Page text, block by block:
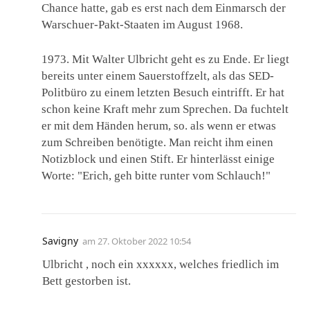
Chance hatte, gab es erst nach dem Einmarsch der
Warschuer-Pakt-Staaten im August 1968.
1973. Mit Walter Ulbricht geht es zu Ende. Er liegt
bereits unter einem Sauerstoffzelt, als das SED-
Politbüro zu einem letzten Besuch eintrifft. Er hat
schon keine Kraft mehr zum Sprechen. Da fuchtelt
er mit dem Händen herum, so. als wenn er etwas
zum Schreiben benötigte. Man reicht ihm einen
Notizblock und einen Stift. Er hinterlässt einige
Worte: "Erich, geh bitte runter vom Schlauch!"
Savigny am 27. Oktober 2022 10:54
Ulbricht , noch ein xxxxxx, welches friedlich im
Bett gestorben ist.